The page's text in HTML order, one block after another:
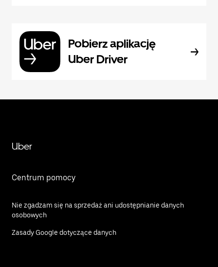
Pobierz aplikację
Uber Driver
Uber
Centrum pomocy
Nie zgadzam się na sprzedaż ani udostępnianie danych
osobowych
Zasady Google dotyczące danych